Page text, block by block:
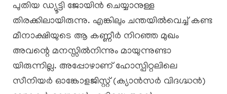
പുതിയ ഡ്യൂട്ടി ജോയിൻ ചെയ്യാനുള്ള
തിരക്കിലായിരുന്നു. എങ്കിലും ചന്തയിൽവെച്ച് കണ്ട
മീനാക്ഷിയുടെ ആ കണ്ണീർ നിറഞ്ഞ മുഖം
അവന്റെ മനസ്സിൽനിന്നും മായുന്നുണ്ടാ
യിരുന്നില്ല. അപ്പോഴാണ് ഹോസ്പിറ്റലിലെ
സീനിയർ ഓങ്കോളജിസ്റ്റ് (ക്യാൻസർ വിദഗ്ദ്ധൻ)